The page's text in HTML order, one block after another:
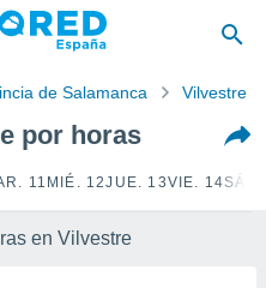
de Salamanca Vilvestre
por horas
11 MIÉ. 12JUE. 13VIE. 14
en Vilvestre